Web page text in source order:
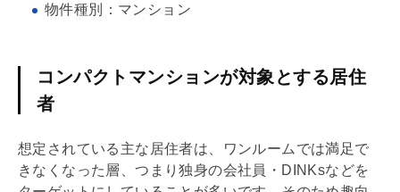
物件種別：マンション
コンパクトマンションが対象とする居住
者
想定されている主な居住者は、ワンルームでは満足で
きなくなった層、つまり独身の会社員・DINKsなどを